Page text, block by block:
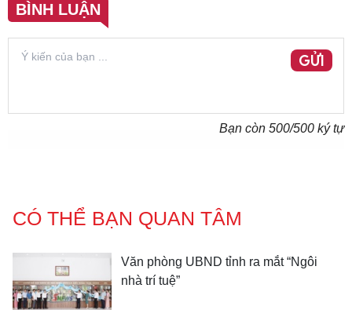
BÌNH LUẬN
GỬI
Bạn còn 500/500 ký tự
CÓ THỂ BẠN QUAN TÂM
Văn phòng UBND tỉnh ra mắt “Ngôi
nhà trí tuệ”